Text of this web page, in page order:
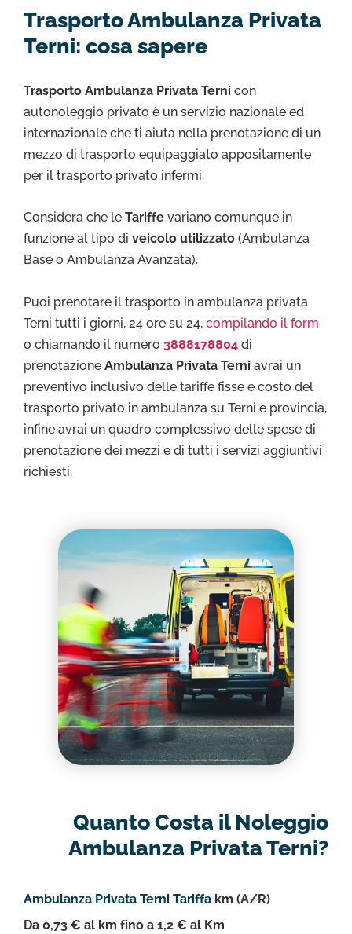
Trasporto Ambulanza Privata
Terni: cosa sapere
Trasporto Ambulanza Privata Terni con
autonoleggio privato è un servizio nazionale ed
internazionale che ti aiuta nella prenotazione di un
mezzo di trasporto equipaggiato appositamente
per il trasporto privato infermi.
Considera che le Tariffe variano comunque in
funzione al tipo di veicolo utilizzato (Ambulanza
Base o Ambulanza Avanzata).
Puoi prenotare il trasporto in ambulanza privata
Terni tutti i giorni, 24 ore su 24, compilando il form
o chiamando il numero 3888178804 di
prenotazione Ambulanza Privata Terni avrai un
preventivo inclusivo delle tariffe fisse e costo del
trasporto privato in ambulanza su Terni e provincia,
infine avrai un quadro complessivo delle spese di
prenotazione dei mezzi e di tutti i servizi aggiuntivi
richiesti.
Quanto Costa il Noleggio
Ambulanza Privata Terni?
Ambulanza Privata Terni Tariffa km (A/R)
Da 0,73 € al km fino a 1,2 € al Km